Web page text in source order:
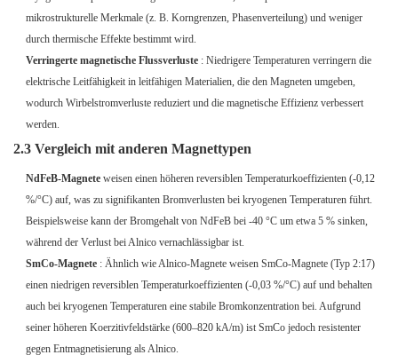
mikrostrukturelle Merkmale (z. B. Korngrenzen, Phasenverteilung) und weniger
durch thermische Effekte bestimmt wird.
Verringerte magnetische Flussverluste : Niedrigere Temperaturen verringern die
elektrische Leitfähigkeit in leitfähigen Materialien, die den Magneten umgeben,
wodurch Wirbelstromverluste reduziert und die magnetische Effizienz verbessert
werden.
2.3 Vergleich mit anderen Magnettypen
NdFeB-Magnete weisen einen höheren reversiblen Temperaturkoeffizienten (-0,12
%/°C) auf, was zu signifikanten Bromverlusten bei kryogenen Temperaturen führt.
Beispielsweise kann der Bromgehalt von NdFeB bei -40 °C um etwa 5 % sinken,
während der Verlust bei Alnico vernachlässigbar ist.
SmCo-Magnete : Ähnlich wie Alnico-Magnete weisen SmCo-Magnete (Typ 2:17)
einen niedrigen reversiblen Temperaturkoeffizienten (-0,03 %/°C) auf und behalten
auch bei kryogenen Temperaturen eine stabile Bromkonzentration bei. Aufgrund
seiner höheren Koerzitivfeldstärke (600–820 kA/m) ist SmCo jedoch resistenter
gegen Entmagnetisierung als Alnico.